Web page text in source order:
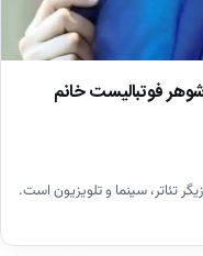
فوتبالیست خانم
۱۳۵۳ در همدان، بازیگر تئاتر، سینما و تلویزیون است.